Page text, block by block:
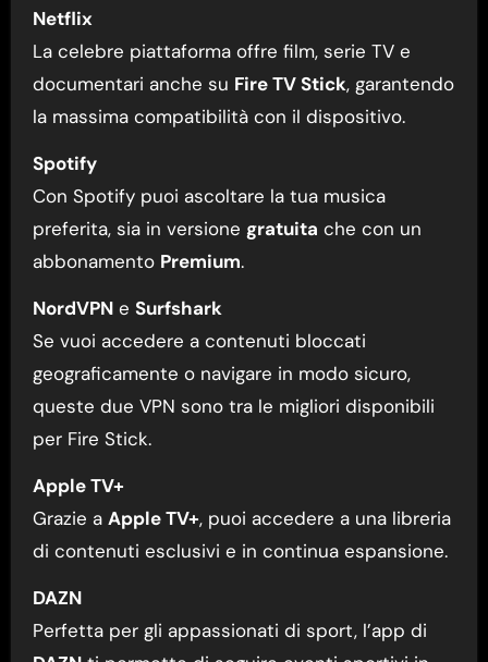
Netflix
La celebre piattaforma offre film, serie TV e
documentari anche su Fire TV Stick, garantendo
la massima compatibilità con il dispositivo.
Spotify
Con Spotify puoi ascoltare la tua musica
preferita, sia in versione gratuita che con un
abbonamento Premium.
NordVPNe Surfshark
Se vuoi accedere a contenuti bloccati
geograficamente o navigare in modo sicuro,
queste due VPN sono tra le migliori disponibili
per Fire Stick.
Apple TV+
Grazie a Apple TV+, puoi accedere a una libreria
di contenuti esclusivi e in continua espansione.
DAZN
Perfetta per gli appassionati di sport, l’app di